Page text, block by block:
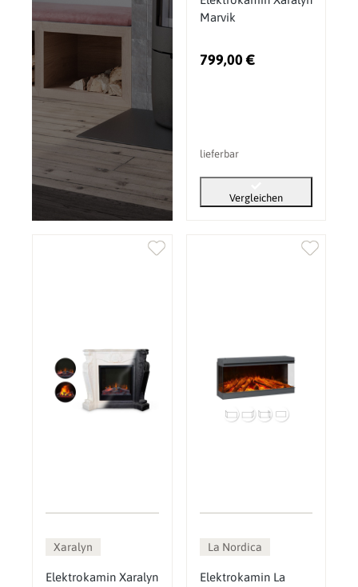
Marvik
799,00 €
lieferbar
Vergleichen
Xaralyn
Elektrokamin Xaralyn
La Nordica
Elektrokamin La